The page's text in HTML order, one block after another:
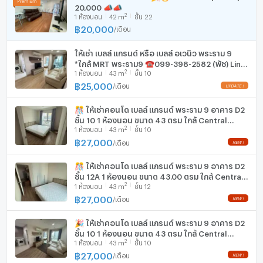
เครื่องซักผ้า
20,000 📣📣
1 ห้องนอน 42 m2 ชั้น 22
฿20,000 /เดือน
ให้เช่า เบลล์ แกรนด์ หรือ เบลล์ อเวนิว พระราม 9
*ใกล้ MRT พระราม9 ☎️099-398-2582 (พัช) Line
ID:paiizpl99
1 ห้องนอน 43 m2 ชั้น 10
฿25,000 /เดือน
🎊 ให้เช่าคอนโด เบลล์ แกรนด์ พระราม 9 อาคาร D2
ชั้น 10 1 ห้องนอน ขนาด 43 ตรม ใกล้ Central
Plaza พระราม 9
1 ห้องนอน 43 m2 ชั้น 10
฿27,000 /เดือน
🎊 ให้เช่าคอนโด เบลล์ แกรนด์ พระราม 9 อาคาร D2
ชั้น 12A 1 ห้องนอน ขนาด 43.00 ตรม ใกล้ Central
Plaza พระราม 9
1 ห้องนอน 43 m2 ชั้น 12
฿27,000 /เดือน
🎉 ให้เช่าคอนโด เบลล์ แกรนด์ พระราม 9 อาคาร D2
ชั้น 10 1 ห้องนอน ขนาด 43 ตรม ใกล้ Central
Plaza พระราม 9
1 ห้องนอน 43 m2 ชั้น 10
฿27,000 /เดือน